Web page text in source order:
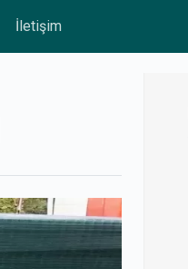
İletişim